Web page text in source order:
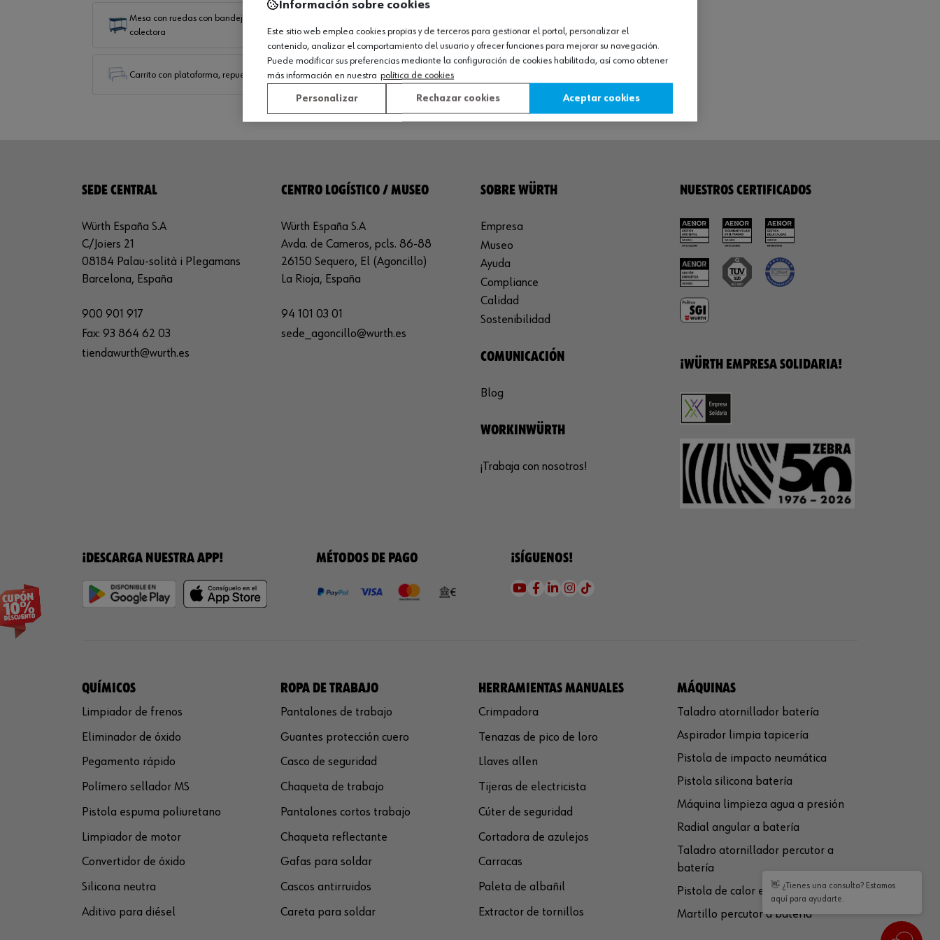
Mesa con ruedas con bandeja
colectora
Carrito con plataforma, repuestos
SEDE CENTRAL
Würth España S.A
C/Joiers 21
08184 Palau-solità i Plegamans
Barcelona, España
900 901 917
Fax: 93 864 62 03
tiendawurth@wurth.es
CENTRO LOGÍSTICO / MUSEO
Würth España S.A
Avda. de Cameros, pcls. 86-88
26150 Sequero, El (Agoncillo)
La Rioja, España
94 101 03 01
sede_agoncillo@wurth.es
SOBRE WÜRTH
Empresa
Museo
Ayuda
Compliance
Calidad
Sostenibilidad
COMUNICACIÓN
Blog
WORKINWÜRTH
¡Trabaja con nosotros!
NUESTROS CERTIFICADOS
¡WÜRTH EMPRESA SOLIDARIA!
¡DESCARGA NUESTRA APP! MÉTODOS DE PAGO ¡SÍGUENOS!
QUÍMICOS
Limpiador de frenos
Eliminador de óxido
Pegamento rápido
Polímero sellador MS
Pistola espuma poliuretano
Limpiador de motor
Convertidor de óxido
Silicona neutra
Aditivo para diésel
ROPA DE TRABAJO
Pantalones de trabajo
Guantes protección cuero
Casco de seguridad
Chaqueta de trabajo
Pantalones cortos trabajo
Chaqueta reflectante
Gafas para soldar
Cascos antirruidos
Careta para soldar
HERRAMIENTAS MANUALES
Crimpadora
Tenazas de pico de loro
Llaves allen
Tijeras de electricista
Cúter de seguridad
Cortadora de azulejos
Carracas
Paleta de albañil
Extractor de tornillos
MÁQUINAS
Taladro atornillador batería
Aspirador limpia tapicería
Pistola de impacto neumática
Pistola silicona batería
Máquina limpieza agua a presión
Radial angular a batería
Taladro atornillador percutor a
batería
Pistola de calor eléctrica
Martillo percutor a batería
👋 ¿Tienes una consulta? Estamos
aquí para ayudarte.
Información sobre cookies
Este sitio web emplea cookies propias y de terceros para gestionar el portal, personalizar el
contenido, analizar el comportamiento del usuario y ofrecer funciones para mejorar su navegación.
Puede modificar sus preferencias mediante la configuración de cookies habilitada, así como obtener
más información en nuestra política de cookies
Personalizar Rechazar cookies Aceptar cookies